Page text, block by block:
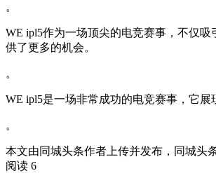
。
WE ipl5作为一场顶尖的电竞赛事，不仅
供了更多的机会。
。
WE ipl5是一场非常成功的电竞赛事，它
。
本文由同城头条作者上传并发布，同城头
阅读 6